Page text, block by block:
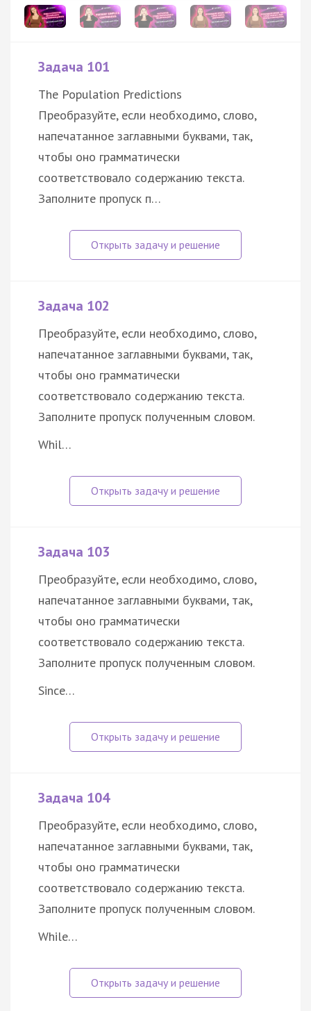
Задача 101
The Population Predictions
Преобразуйте, если необходимо, слово,
напечатанное заглавными буквами, так,
чтобы оно грамматически
соответствовало содержанию текста.
Заполните пропуск п…
Задача 102
Преобразуйте, если необходимо, слово,
напечатанное заглавными буквами, так,
чтобы оно грамматически
соответствовало содержанию текста.
Заполните пропуск полученным словом.
Whil…
Задача 103
Преобразуйте, если необходимо, слово,
напечатанное заглавными буквами, так,
чтобы оно грамматически
соответствовало содержанию текста.
Заполните пропуск полученным словом.
Since…
Задача 104
Преобразуйте, если необходимо, слово,
напечатанное заглавными буквами, так,
чтобы оно грамматически
соответствовало содержанию текста.
Заполните пропуск полученным словом.
While…